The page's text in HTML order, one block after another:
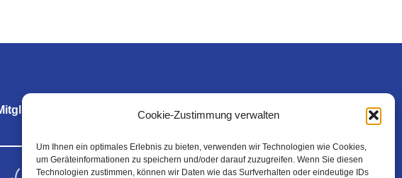
Cookie-Zustimmung verwalten
Um Ihnen ein optimales Erlebnis zu bieten, verwenden wir Technologien wie Cookies,
um Geräteinformationen zu speichern und/oder darauf zuzugreifen. Wenn Sie diesen
Technologien zustimmen, können wir Daten wie das Surfverhalten oder eindeutige IDs
Rechtliches